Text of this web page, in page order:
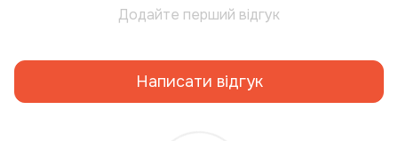
Додайте перший відгук
Написати відгук